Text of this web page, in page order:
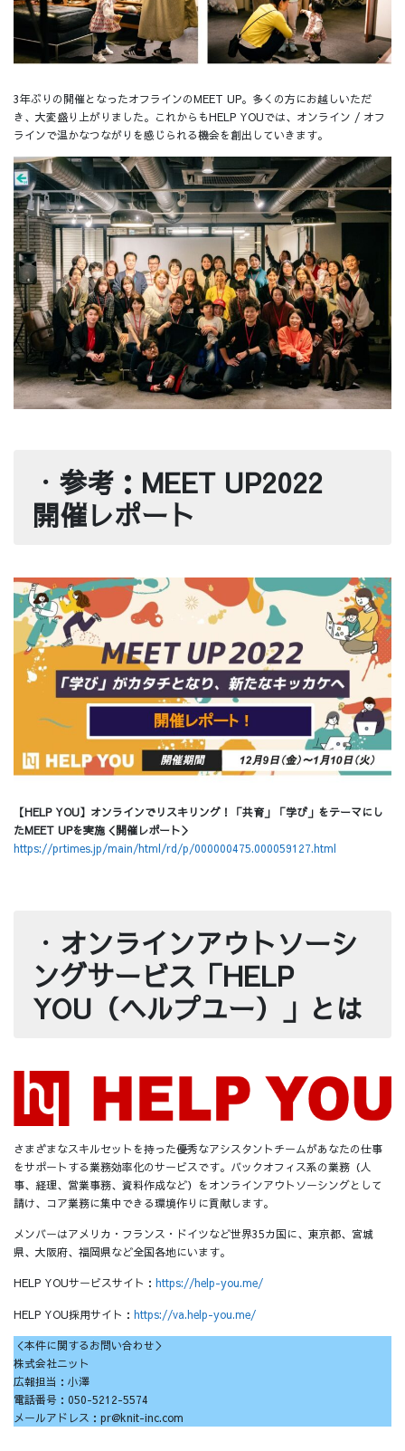
3年ぶりの開催となったオフラインのMEET UP。多くの方にお越しいただ
き、大変盛り上がりました。これからもHELP YOUでは、オンライン / オフ
ラインで温かなつながりを感じられる機会を創出していきます。
・ 参考：MEET UP2022
開催レポート
【HELP YOU】オンラインでリスキリング！「共育」「学び」をテーマにし
たMEET UPを実施＜開催レポート＞
https://prtimes.jp/main/html/rd/p/000000475.000059127.html
・ オンラインアウトソーシ
ングサービス「HELP
YOU（ヘルプユー）」とは
さまざまなスキルセットを持った優秀なアシスタントチームがあなたの仕事
をサポートする業務効率化のサービスです。バックオフィス系の業務（人
事、経理、営業事務、資料作成など）をオンラインアウトソーシングとして
請け、コア業務に集中できる環境作りに貢献します。
メンバーはアメリカ・フランス・ドイツなど世界35カ国に、東京都、宮城
県、大阪府、福岡県など全国各地にいます。
HELP YOUサービスサイト： https://help-you.me/
HELP YOU採用サイト： https://va.help-you.me/
＜本件に関するお問い合わせ＞
株式会社ニット
広報担当：小澤
電話番号：050-5212-5574
メールアドレス：pr@knit-inc.com